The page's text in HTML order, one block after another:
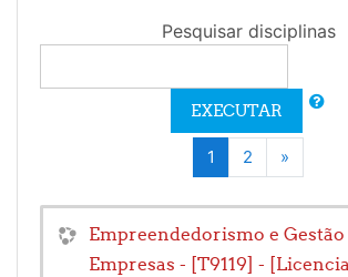
Pesquisar disciplinas
EXECUTAR
1 (atual)
2 »
Empreendedorismo e Gestão
Empresas - [T9119] -